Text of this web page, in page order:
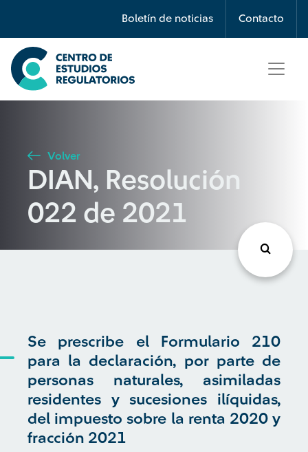
Boletín de noticias Contacto
Búsqueda
Seleccione país
Buscar
Volver
DIAN, Resolución
022 de 2021
Se prescribe el Formulario 210
para la declaración, por parte de
personas naturales, asimiladas
residentes y sucesiones ilíquidas,
del impuesto sobre la renta 2020 y
fracción 2021